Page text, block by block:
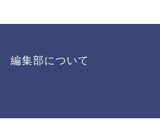
編集部について